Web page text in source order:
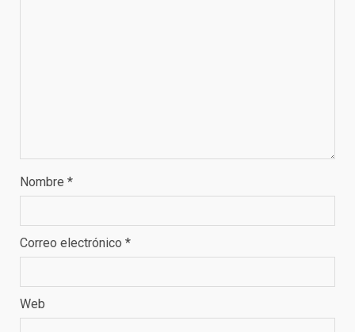
Nombre *
Correo electrónico *
Web